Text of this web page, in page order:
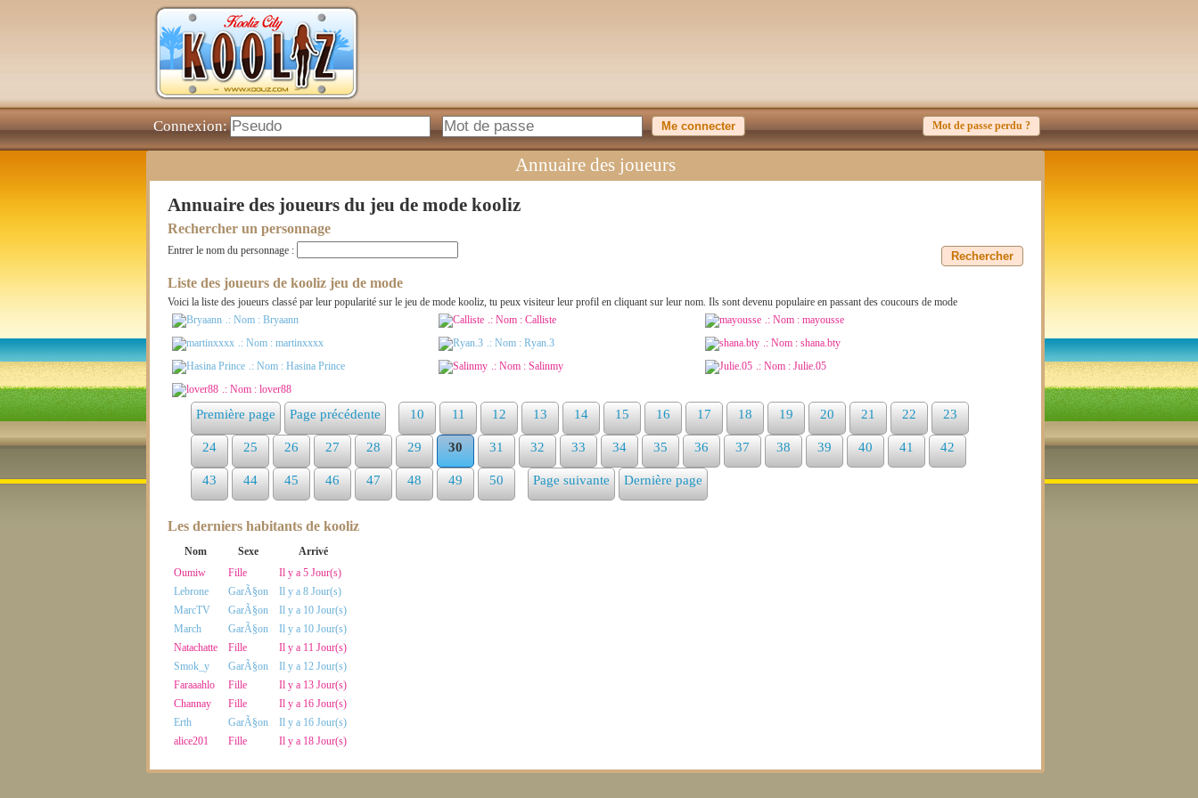
Connexion: Mot de passe perdu ?
Annuaire des joueurs
Annuaire des joueurs du jeu de mode kooliz
Rechercher un personnage
Entrer le nom du personnage :
Liste des joueurs de kooliz jeu de mode
Voici la liste des joueurs classé par leur popularité sur le jeu de mode kooliz, tu peux visiteur leur profil en cliquant sur leur nom. Ils sont devenu populaire en passant des coucours de mode
.: Nom : Bryaann .: Nom : Calliste .: Nom : mayousse
.: Nom : martinxxxx .: Nom : Ryan.3 .: Nom : shana.bty
.: Nom : Hasina Prince .: Nom : Salinmy .: Nom : Julie.05
.: Nom : lover88
Première page Page précédente 10 11 12 13 14 15 16 17 18 19 20 21 22 23
24 25 26 27 28 29 30 31 32 33 34 35 36 37 38 39 40 41 42
43 44 45 46 47 48 49 50 Page suivante Dernière page
Les derniers habitants de kooliz
Nom Sexe
Arrivé
Oumiw
Fille
Il y a 5 Jour(s)
Lebrone
GarÃ§on
Il y a 8 Jour(s)
MarcTV
GarÃ§on
Il y a 10 Jour(s)
March
GarÃ§on
Il y a 10 Jour(s)
Natachatte
Fille
Il y a 11 Jour(s)
Smok_y
GarÃ§on
Il y a 12 Jour(s)
Faraaahlo
Fille
Il y a 13 Jour(s)
Channay
Fille
Il y a 16 Jour(s)
Erth
GarÃ§on
Il y a 16 Jour(s)
alice201
Fille Il y a 18 Jour(s)